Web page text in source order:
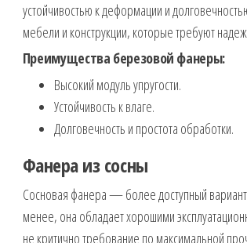
устойчивостью к деформации и
мебели и конструкции, которые требуют
Преимущества березовой фанеры:
Высокий модуль упругости.
Устойчивость к влаге.
Долговечность и простота обработки.
Фанера из сосны
Сосновая фанера — более доступный
менее, она обладает хорошими
не критично требование по максимальной